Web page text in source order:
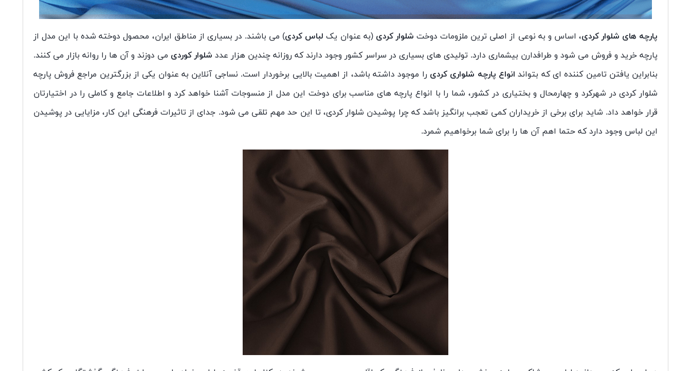
پارچه های شلوار کردی، اساس و به نوعی از اصلی ترین ملزومات دوخت شلوار کردی (به عنوان یک لباس کردی) می باشند. در بسیاری از مناطق ایران، محصول دوخته شده با این مدل از
پارچه خرید و فروش می شود و طرافدارن بیشماری دارد. تولیدی های بسیاری در سراسر کشور وجود دارند که روزانه چندین هزار عدد شلوار کوردی می دوزند و آن ها را روانه بازار می کنند.
بنابراین یافتن تامین کننده ای که بتواند انواع پارچه شلواری کردی را موجود داشته باشد، از اهمیت بالایی برخوردار است. نساجی آنلاین به عنوان یکی از بزرگترین مراجع فروش پارچه
شلوار کردی در شهرکرد و چهارمحال و بختیاری در کشور، شما را با انواع پارچه های مناسب برای دوخت این مدل از منسوجات آشنا خواهد کرد و اطلاعات جامع و کاملی را در اختیارتان
قرار خواهد داد. شاید برای برخی از خریداران کمی تعجب برانگیز باشد که چرا پوشیدن شلوار کردی، تا این حد مهم تلقی می شود. جدای از تاثیرات فرهنگی این کار، مزایایی در پوشیدن
این لباس وجود دارد که حتما اهم آن ها را برای شما برخواهیم شمرد.